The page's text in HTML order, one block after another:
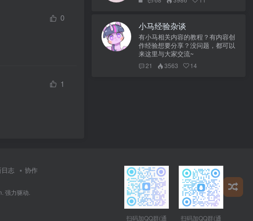
0
1
小马经验杂谈
有小马相关内容的教程？有内容创
作经验想要分享？没问题，都可以
来这里与大家交流~
21 3563 14
志
协作
强力驱动.
扫码加QQ群(通 扫码加QQ群(通